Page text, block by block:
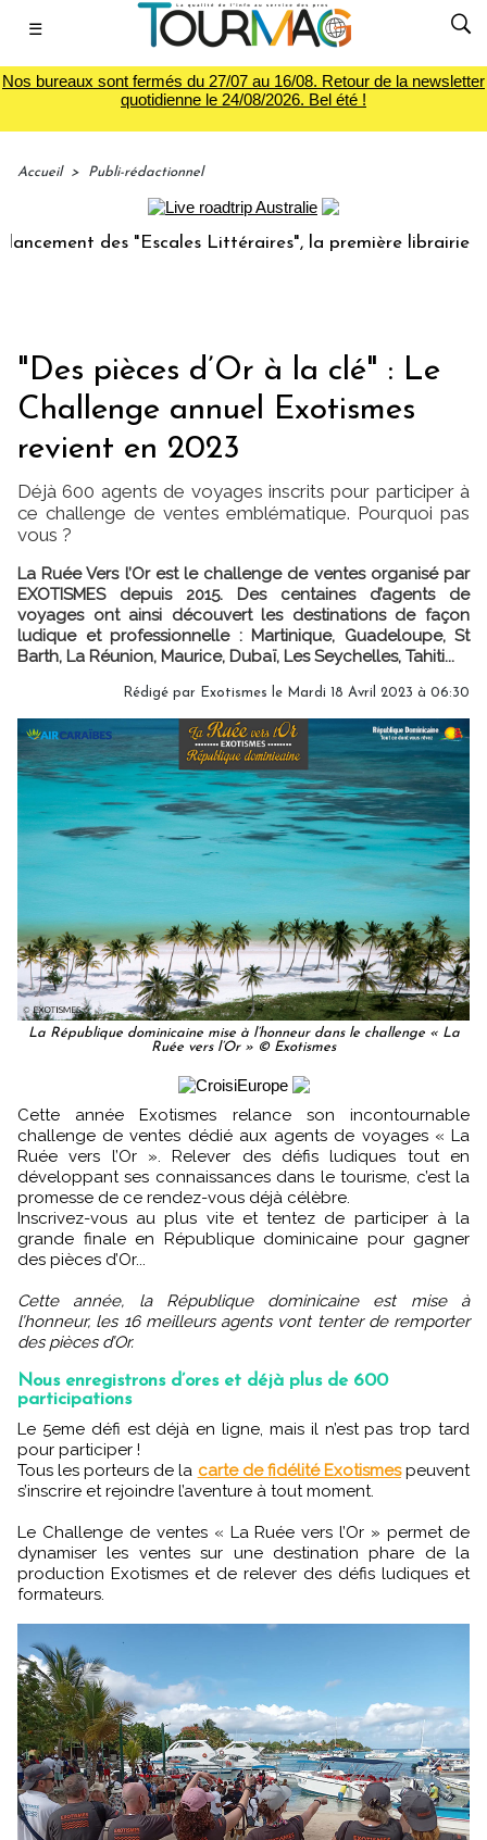
☰
Nos bureaux sont fermés du 27/07 au 16/08. Retour de la newsletter
quotidienne le 24/08/2026. Bel été !
Accueil > Publi-rédactionnel
des "Escales Littéraires", la première librairie du
"Des pièces d’Or à la clé" : Le
Challenge annuel Exotismes
revient en 2023
Déjà 600 agents de voyages inscrits pour participer à
ce challenge de ventes emblématique. Pourquoi pas
vous ?
La Ruée Vers l’Or est le challenge de ventes organisé par
EXOTISMES depuis 2015. Des centaines d’agents de
voyages ont ainsi découvert les destinations de façon
ludique et professionnelle : Martinique, Guadeloupe, St
Barth, La Réunion, Maurice, Dubaï, Les Seychelles, Tahiti...
Rédigé par Exotismes le Mardi 18 Avril 2023 à 06:30
La République dominicaine mise à l’honneur dans le challenge « La
Ruée vers l’Or » © Exotismes
Cette année Exotismes relance son incontournable
challenge de ventes dédié aux agents de voyages « La
Ruée vers l’Or ». Relever des défis ludiques tout en
développant ses connaissances dans le tourisme, c’est la
promesse de ce rendez-vous déjà célèbre.
Inscrivez-vous au plus vite et tentez de participer à la
grande finale en République dominicaine pour gagner
des pièces d’Or...
Cette année, la République dominicaine est mise à
l’honneur, les 16 meilleurs agents vont tenter de remporter
des pièces d’Or.
Nous enregistrons d’ores et déjà plus de 600
participations
Le 5eme défi est déjà en ligne, mais il n’est pas trop tard
pour participer !
Tous les porteurs de la carte de fidélité Exotismespeuvent
s’inscrire et rejoindre l’aventure à tout moment.
Le Challenge de ventes « La Ruée vers l’Or » permet de
dynamiser les ventes sur une destination phare de la
production Exotismes et de relever des défis ludiques et
formateurs.